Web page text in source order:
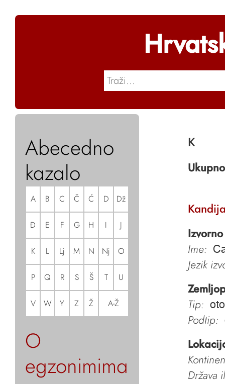
Abecedno
kazalo
A B C Č Ć D Dž
Đ E F G H I J
K L Lj M N Nj O
P Q R S Š T U
V W Y Z Ž A-Ž
O
egzonimima
K
Ime:
Jezik
Tip:
Podtip:
Država